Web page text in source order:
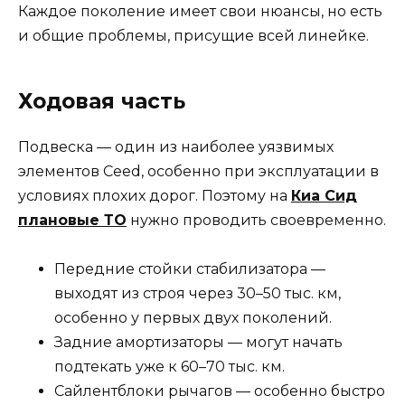
Каждое поколение имеет свои нюансы, но есть
и общие проблемы, присущие всей линейке.
Ходовая часть
Подвеска — один из наиболее уязвимых
элементов Ceed, особенно при эксплуатации в
условиях плохих дорог. Поэтому на Киа Сид
плановые ТО нужно проводить своевременно.
Передние стойки стабилизатора —
выходят из строя через 30–50 тыс. км,
особенно у первых двух поколений.
Задние амортизаторы — могут начать
подтекать уже к 60–70 тыс. км.
Сайлентблоки рычагов — особенно быстро